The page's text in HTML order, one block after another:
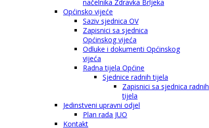
načelnika Zdravka Brljeka
Općinsko vijeće
Saziv sjednica OV
Zapisnici sa sjednica
Općinskog vijeća
Odluke i dokumenti Općinskog
vijeća
Radna tijela Općine
Sjednice radnih tijela
Zapisnici sa sjednica radnih
tijela
Jedinstveni upravni odjel
Plan rada JUO
Kontakt